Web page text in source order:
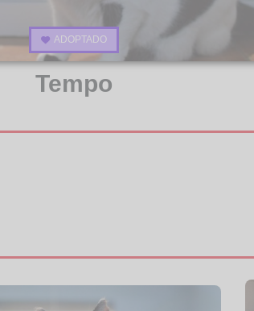
ADOPTADO
Tempo